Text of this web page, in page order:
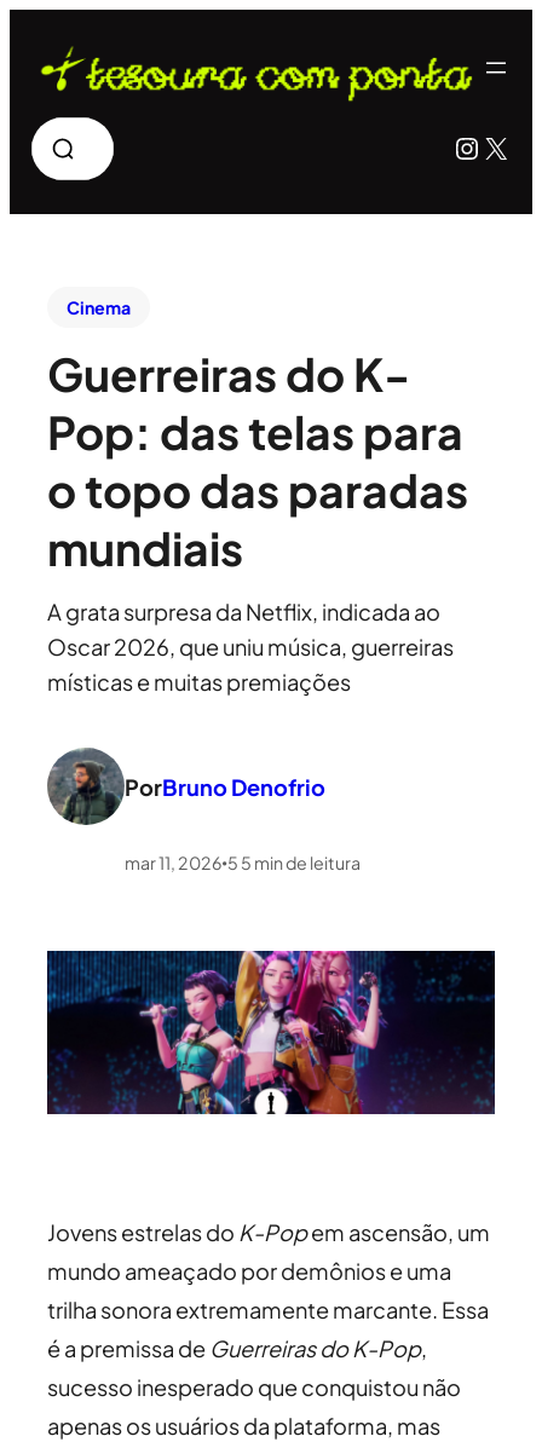
Pesquisar X
Cinema
Guerreiras do K-
Pop: das telas para
o topo das paradas
mundiais
A grata surpresa da Netflix, indicada ao
Oscar 2026, que uniu música, guerreiras
místicas e muitas premiações
PorBruno Denofrio
mar 11, 2026•5 5 min de leitura
Jovens estrelas do K-Popem ascensão, um
mundo ameaçado por demônios e uma
trilha sonora extremamente marcante. Essa
é a premissa de Guerreiras do K-Pop,
sucesso inesperado que conquistou não
apenas os usuários da plataforma, mas